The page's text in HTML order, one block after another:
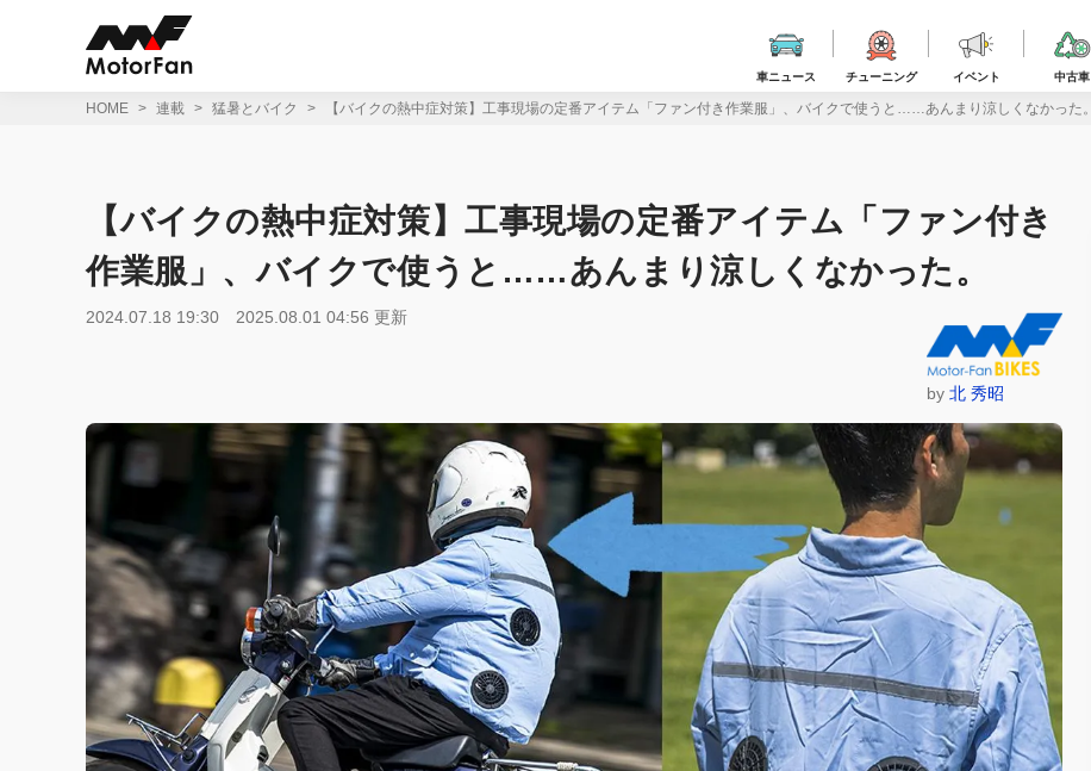
車ニュース チューニング イベント 中古車
HOME 連載 猛暑とバイク 【バイクの熱中症対策】工事現場の定番アイテム「ファン付き作業服」、バイクで使うと……あんまり涼しくなかった。
【バイクの熱中症対策】工事現場の定番アイテム「ファン付き
作業服」、バイクで使うと……あんまり涼しくなかった。
2024.07.18 19:30 2025.08.01 04:56 更新
by北 秀昭